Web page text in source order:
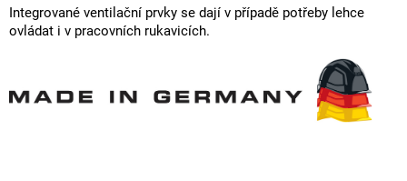
Integrované ventilační prvky se dají v případě potřeby lehce
ovládat i v pracovních rukavicích.